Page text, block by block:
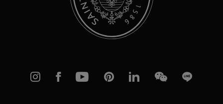
Instagram
FacebookYouTubePinterestlinkedInWeChatLine